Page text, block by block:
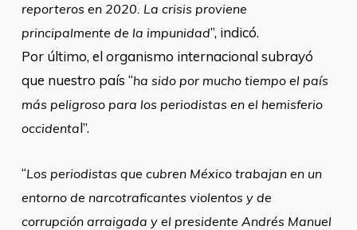
reporteros en 2020. La crisis proviene
principalmente de la impunidad”, indicó.
Por último, el organismo internacional subrayó
que nuestro país “ha sido por mucho tiempo el país
más peligroso para los periodistas en el hemisferio
occidental”.
“Los periodistas que cubren México trabajan en un
entorno de narcotraficantes violentos y de
corrupción arraigada y el presidente Andrés Manuel